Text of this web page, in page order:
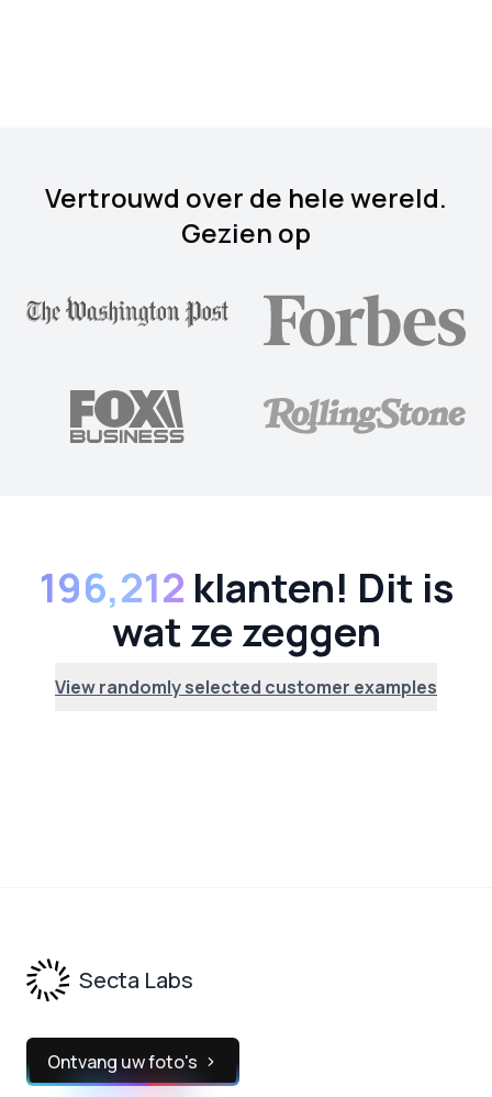
Vertrouwd over de hele wereld.
Gezien op
196,212 klanten! Dit is
wat ze zeggen
View randomly selected customer examples
Secta Labs
Ontvang uw foto's